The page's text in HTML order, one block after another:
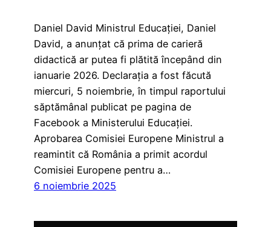
Daniel David Ministrul Educației, Daniel
David, a anunțat că prima de carieră
didactică ar putea fi plătită începând din
ianuarie 2026. Declarația a fost făcută
miercuri, 5 noiembrie, în timpul raportului
săptămânal publicat pe pagina de
Facebook a Ministerului Educației.
Aprobarea Comisiei Europene Ministrul a
reamintit că România a primit acordul
Comisiei Europene pentru a…
6 noiembrie 2025